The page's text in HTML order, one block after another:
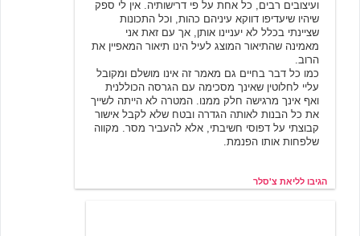
ועיצובים רבים, כל אחת על פי דרישותיה. אין לי ספק
שיהיו שיעדיפו דווקא עיניהם כהות, וכל התכונות
שציינתי בכלל לא יעניינו אותן, אך עם זאת אני
מאמינה שהתיאור המוצג לעיל הינו תיאור המאפיין את
הרוב.
כמו כל דבר בחיים גם מאמר זה אינו מושלם ומקובל
עליי לחלוטין שאינך מסכימה עם הגרסה הכוללנית
ואף אינך מרגישה חלק ממנו. המטרה לא הייתה לשייך
את כל הבנות לאותה הגדרה ובטח שלא לקבל אישור
קבוצתי על דפוסי חשיבתי, אלא להעביר מסר. מקווה
שלפחות אותו הפנמת.
הגיבו לליאת צ'סלר